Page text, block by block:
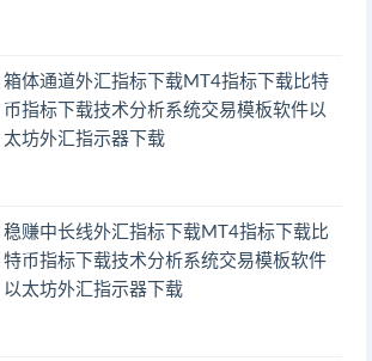
箱体通道外汇指标下载MT4指标下载比特
币指标下载技术分析系统交易模板软件以
太坊外汇指示器下载
稳赚中长线外汇指标下载MT4指标下载比
特币指标下载技术分析系统交易模板软件
以太坊外汇指示器下载